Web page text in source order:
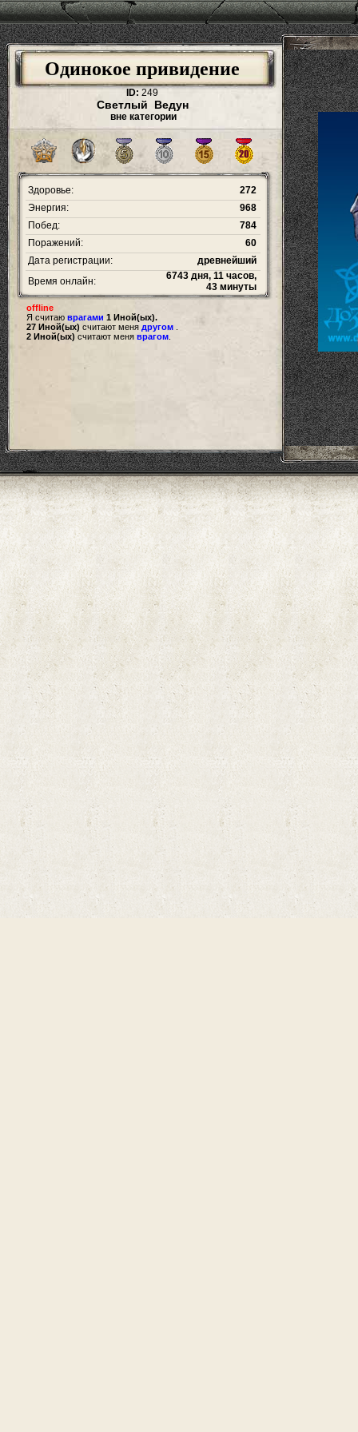
Одинокое привидение
ID: 249
Светлый Ведун
вне категории
Здоровье:
272
Энергия:
968
Побед:
784
Поражений:
60
Дата регистрации:
древнейший
Время онлайн:
6743 дня, 11 часов,
43 минуты
offline
Я считаю врагами 1 Иной(ых).
27 Иной(ых) считают меня другом
2 Иной(ых) считают меня врагом